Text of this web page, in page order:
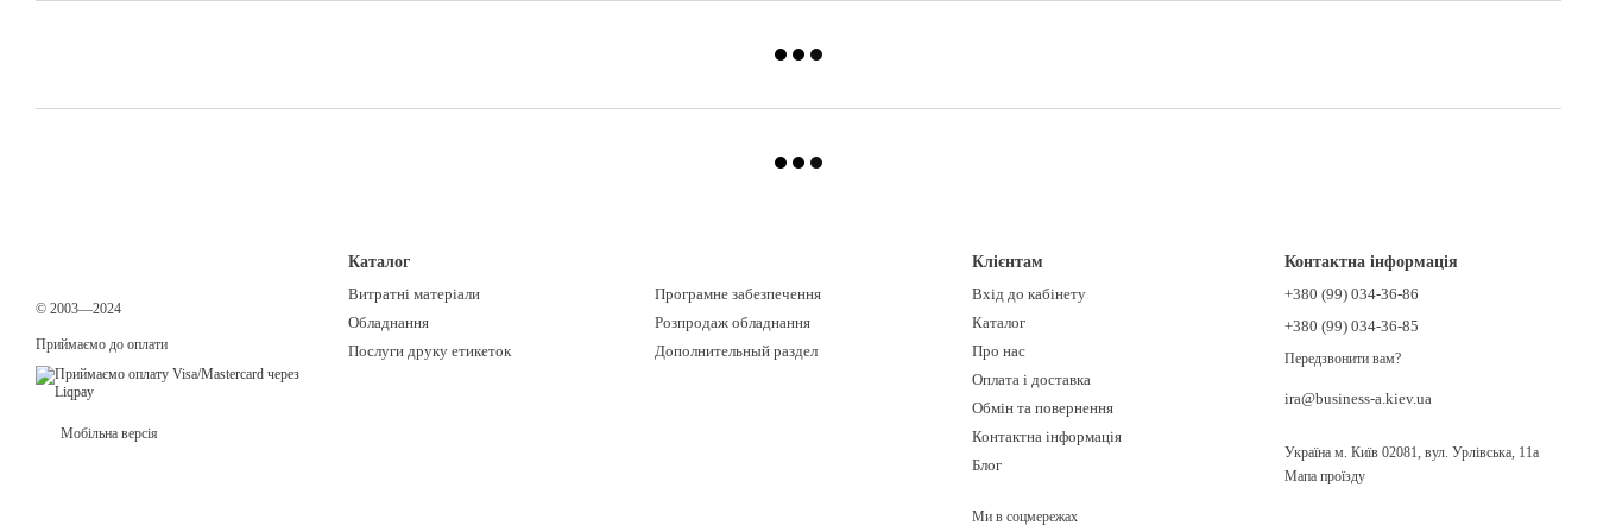
© 2003—2024
Приймаємо до оплати
Мобільна версія
Каталог
Витратні матеріали
Обладнання
Послуги друку етикеток
Програмне забезпечення
Розпродаж обладнання
Дополнительный раздел
Клієнтам
Вхід до кабінету
Каталог
Про нас
Оплата і доставка
Обмін та повернення
Контактна інформація
Блог
Ми в соцмережах
Контактна інформація
+380 (99) 034-36-86
+380 (99) 034-36-85
Передзвонити вам?
ira@business-a.kiev.ua
Україна м. Київ 02081, вул. Урлівська, 11а
Мапа проїзду